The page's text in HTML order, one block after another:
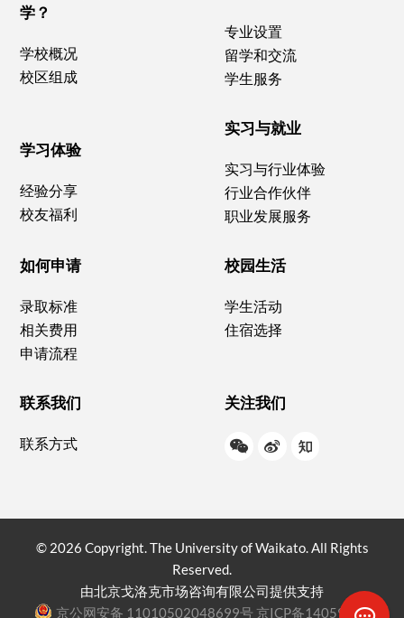
学？
学校概况
校区组成
学习体验
经验分享
校友福利
专业设置
留学和交流
学生服务
实习与就业
实习与行业体验
行业合作伙伴
职业发展服务
如何申请
录取标准
相关费用
申请流程
联系我们
联系方式
校园生活
学生活动
住宿选择
关注我们
W
a
t
W
o
Z
u
© 2026 Copyright. The University of Waikato. All Rights
Reserved.
由北京戈洛克市场咨询有限公司提供支持
京公网安备 11010502048699号 京ICP备14059835